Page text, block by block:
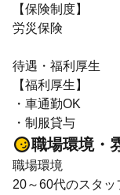
【保険制度】
労災保険
待遇・福利厚生
【福利厚生】
・車通勤OK
・制服貸与
職場環境・
職場環境
20～60代のスタッ